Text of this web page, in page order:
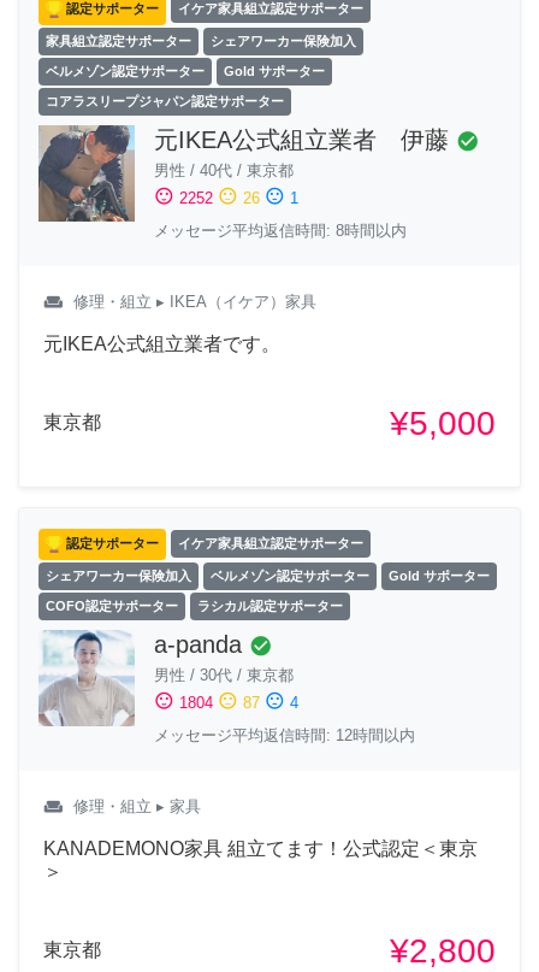
認定サポーター イケア家具組立認定サポーター
家具組立認定サポーター シェアワーカー保険加入
ベルメゾン認定サポーター Gold サポーター
コアラスリープジャパン認定サポーター
元IKEA公式組立業者 伊藤 check_circle
男性 / 40代 / 東京都
sentiment_satisfied 2252 sentiment_neutral 26 sentiment_dissatisfied 1
メッセージ平均返信時間: 8時間以内
weekend 修理・組立 ▸ IKEA（イケア）家具
元IKEA公式組立業者です。
東京都 ¥5,000
認定サポーター イケア家具組立認定サポーター
シェアワーカー保険加入 ベルメゾン認定サポーター Gold サポーター
COFO認定サポーター ラシカル認定サポーター
a-panda check_circle
男性 / 30代 / 東京都
sentiment_satisfied 1804 sentiment_neutral 87 sentiment_dissatisfied 4
メッセージ平均返信時間: 12時間以内
weekend 修理・組立 ▸ 家具
KANADEMONO家具 組立てます！公式認定＜東京
＞
東京都 ¥2,800